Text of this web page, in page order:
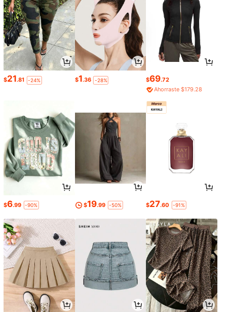
$21.81 -24% $1.36 -28% $69.72
Ahorraste $179.28
$6.99 -90% $19.99 -50% $27.60 -91%